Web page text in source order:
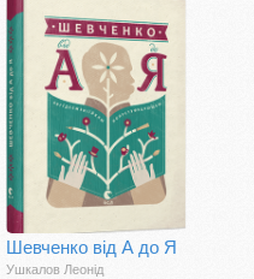
Шевченко від А до Я
Ушкалов Леонід